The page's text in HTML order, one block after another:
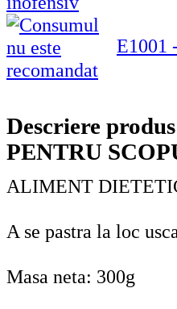
E1001
Descriere
PENTRU
ALIMENT
A se pastra la loc
Masa neta: 300g